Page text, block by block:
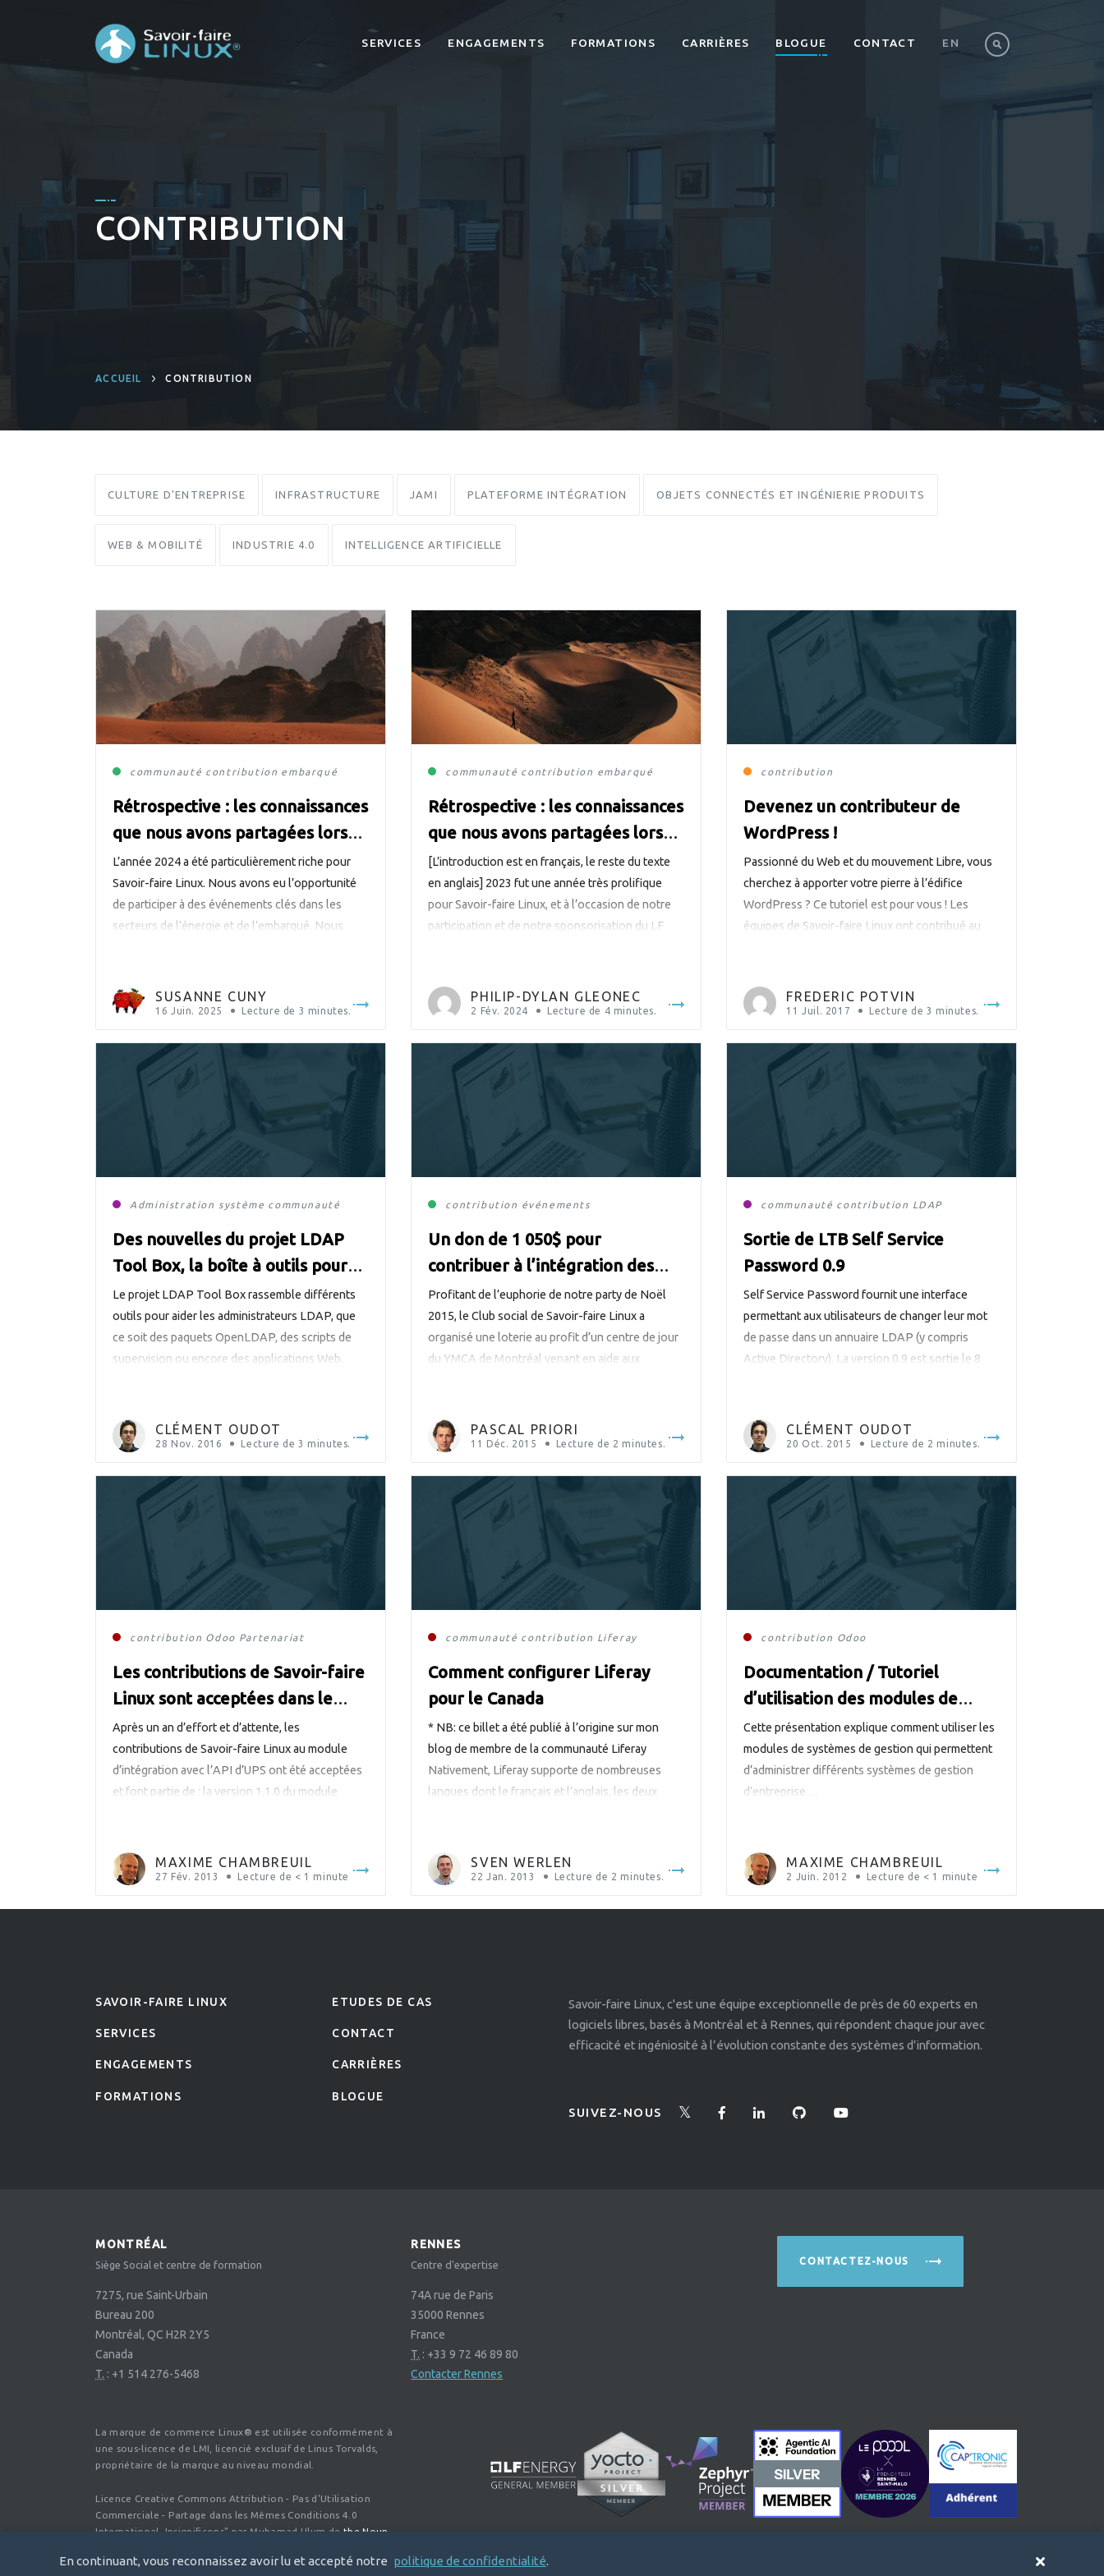
SERVICES ENGAGEMENTS FORMATIONS CARRIÈRES BLOGUE CONTACT EN
CONTRIBUTION
ACCUEIL CONTRIBUTION
CULTURE D'ENTREPRISE INFRASTRUCTURE JAMI PLATEFORME INTÉGRATION OBJETS CONNECTÉS ET INGÉNIERIE PRODUITS
WEB & MOBILITÉ INDUSTRIE 4.0 INTELLIGENCE ARTIFICIELLE
communauté contribution embarqué
Rétrospective : les connaissances
que nous avons partagées lors
des conférences internationales
en 2024
L’année 2024 a été particulièrement riche pour
Savoir-faire Linux. Nous avons eu l’opportunité
de participer à des événements clés dans les
secteurs de l’énergie et de l’embarqué. Nous
Open Source. Nous avons également eu le plaisir
de sponsoriser deux événements cette année : le
SUSANNE CUNY
16 Juin. 2025 Lecture de 3 minutes.
communauté contribution embarqué
Rétrospective : les connaissances
que nous avons partagées lors
des conférences internationales
en 2023
[L’introduction est en français, le reste du texte
en anglais] 2023 fut une année très prolifique
pour Savoir-faire Linux, et à l’occasion de notre
participation et de notre sponsorisation du LF
nous avons participé en 2023. Grâce à nos
investissements en R&D ainsi que […]
PHILIP-DYLAN GLEONEC
2 Fév. 2024 Lecture de 4 minutes.
contribution
Devenez un contributeur de
WordPress !
Passionné du Web et du mouvement Libre, vous
cherchez à apporter votre pierre à l’édifice
WordPress ? Ce tutoriel est pour vous ! Les
équipes de Savoir-faire Linux ont contribué au
publication en ligne la plus populaire au monde.
[…]
FREDERIC POTVIN
11 Juil. 2017 Lecture de 3 minutes.
Administration système communauté
Des nouvelles du projet LDAP
Tool Box, la boîte à outils pour
les annuaires LDAP
Le projet LDAP Tool Box rassemble différents
outils pour aider les administrateurs LDAP, que
ce soit des paquets OpenLDAP, des scripts de
supervision ou encore des applications Web.
description du projet : Même les administrateurs
LDAP ont besoin d’aide Tous les outils proposés
CLÉMENT OUDOT
28 Nov. 2016 Lecture de 3 minutes.
contribution événements
Un don de 1 050$ pour
contribuer à l’intégration des
réfugiés à Montréal
Profitant de l’euphorie de notre party de Noël
2015, le Club social de Savoir-faire Linux a
organisé une loterie au profit d’un centre de jour
du YMCA de Montréal venant en aide aux
faveur de l’intégration des réfugiés. […]
PASCAL PRIORI
11 Déc. 2015 Lecture de 2 minutes.
communauté contribution LDAP
Sortie de LTB Self Service
Password 0.9
Self Service Password fournit une interface
permettant aux utilisateurs de changer leur mot
de passe dans un annuaire LDAP (y compris
Active Directory). La version 0.9 est sortie le 8
CLÉMENT OUDOT
20 Oct. 2015 Lecture de 2 minutes.
contribution Odoo Partenariat
Les contributions de Savoir-faire
Linux sont acceptées dans le
module d’intégration avec UPS
Après un an d’effort et d’attente, les
contributions de Savoir-faire Linux au module
d’intégration avec l’API d’UPS ont été acceptées
et font partie de : la version 1.1.0 du module
permet désormais de fournir tous les documents
nécessaires à […]
MAXIME CHAMBREUIL
27 Fév. 2013 Lecture de < 1 minute
communauté contribution Liferay
Comment configurer Liferay
pour le Canada
* NB: ce billet a été publié à l’origine sur mon
blog de membre de la communauté Liferay
Nativement, Liferay supporte de nombreuses
langues dont le français et l’anglais, les deux
de France) et en_US (anglais des États). Dans la
plupart des cas, […]
SVEN WERLEN
22 Jan. 2013 Lecture de 2 minutes.
contribution Odoo
Documentation / Tutoriel
d’utilisation des modules de
systèmes de gestion
Cette présentation explique comment utiliser les
modules de systèmes de gestion qui permettent
d’administrer différents systèmes de gestion
d’entreprise…
MAXIME CHAMBREUIL
2 Juin. 2012 Lecture de < 1 minute
SAVOIR-FAIRE LINUX
SERVICES
ENGAGEMENTS
FORMATIONS
ETUDES DE CAS
CONTACT
CARRIÈRES
BLOGUE
Savoir-faire Linux, c'est une équipe exceptionnelle de près de 60 experts en
logiciels libres, basés à Montréal et à Rennes, qui répondent chaque jour avec
efficacité et ingéniosité à l’évolution constante des systèmes d’information.
SUIVEZ-NOUS
MONTRÉAL
Siège Social et centre de formation
7275, rue Saint-Urbain
Bureau 200
Montréal, QC H2R 2Y5
Canada
T. : +1 514 276-5468
RENNES
Centre d'expertise
74A rue de Paris
35000 Rennes
France
T. : +33 9 72 46 89 80
Contacter Rennes
CONTACTEZ-NOUS
La marque de commerce Linux® est utilisée conformément à
une sous-licence de LMI, licencié exclusif de Linus Torvalds,
propriétaire de la marque au niveau mondial.
Licence Creative Commons Attribution - Pas d'Utilisation
Commerciale - Partage dans les Mêmes Conditions 4.0
International. Insignificons" par Muhamad Ulum de the Noun
En continuant, vous reconnaissez avoir lu et accepté notre politique de confidentialité.
Fermer